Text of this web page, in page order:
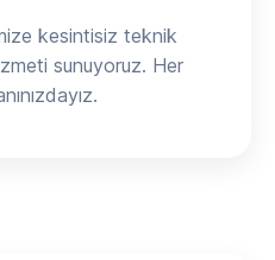
kesintisiz teknik
sunuyoruz. Her